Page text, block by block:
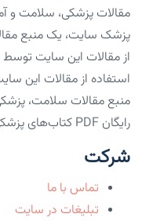
مقالات پزشکی، سلامت و
پزشک سایت، یک منبع
از مقالات این سایت
استفاده از مقالات این
منبع مقالات سلامت،
رایگان PDF کتاب‌های پزشکی.
شرکت
تماس با ما
تبلیغات در سایت